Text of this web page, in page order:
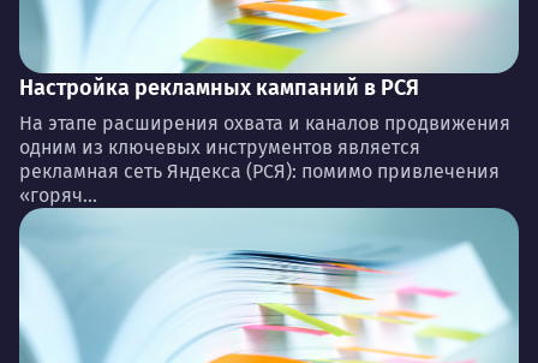
Настройка рекламных кампаний в РСЯ
На этапе расширения охвата и каналов продвижения
одним из ключевых инструментов является
рекламная сеть Яндекса (РСЯ): помимо привлечения
«горяч...